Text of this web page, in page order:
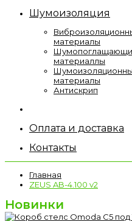
Шумоизоляция
материалы
материаллы
материалы
Антискрип
Оплата и доставка
Контакты
Главная
ZEUS AB-4.100 v2
Новинки